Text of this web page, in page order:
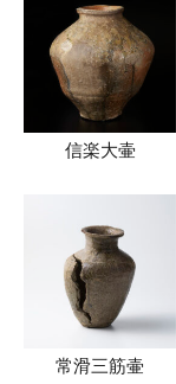
信楽大壷
常滑三筋壷